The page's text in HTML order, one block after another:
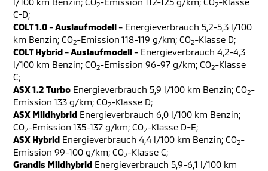
2 2
C-D;
COLT 1.0 - Auslaufmodell - Energieverbrauch 5,2-5,3 l/100
km Benzin; CO2-Emission 118-119 g/km; CO2-Klasse D;
COLT Hybrid - Auslaufmodell - Energieverbrauch 4,2-4,3
l/100 km Benzin; CO2-Emission 96-97 g/km; CO2-Klasse
C;
ASX 1.2 Turbo Energieverbrauch 5,9 l/100 km Benzin; CO2-
Emission 133 g/km; CO2-Klasse D;
ASX Mildhybrid Energieverbrauch 6,0 l/100 km Benzin;
CO2-Emission 135-137 g/km; CO2-Klasse D-E;
ASX Hybrid Energieverbrauch 4,4 l/100 km Benzin; CO2-
Emission 99-100 g/km; CO2-Klasse C;
Grandis Mildhybrid Energieverbrauch 5,9-6,1 l/100 km